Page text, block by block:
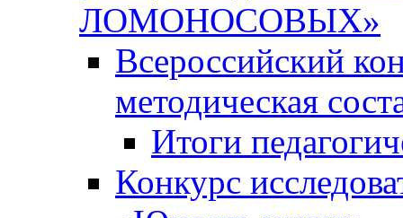
ЛОМОНОСОВЫХ»
Всероссийский
методическая
Итоги
Конкурс